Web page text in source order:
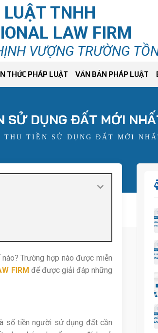
LUẬT TNHH
LAW FIRM
VƯỢNG TRƯỜNG
THỨC PHÁP LUẬT VĂN BẢN PHÁP LUẬT
SỬ DỤNG ĐẤT MỚI
THU TIỀN SỬ DỤNG ĐẤT MỚI
nào? Trường hợp nào được miễn
FIRM để được giải đáp những
số tiền người sử dụng đất cần